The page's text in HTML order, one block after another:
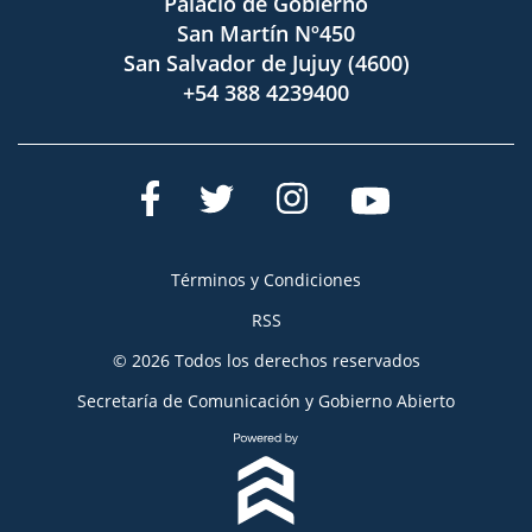
San Martín Nº450
San Salvador de Jujuy (4600)
+54 388 4239400
Términos y Condiciones
RSS
© 2026 Todos los derechos reservados
Secretaría de Comunicación y Gobierno Abierto